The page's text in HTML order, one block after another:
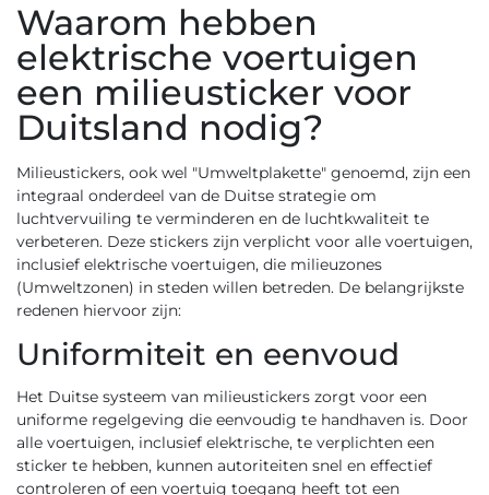
Waarom hebben
elektrische voertuigen
een milieusticker voor
Duitsland nodig?
Milieustickers, ook wel "Umweltplakette" genoemd, zijn een
integraal onderdeel van de Duitse strategie om
luchtvervuiling te verminderen en de luchtkwaliteit te
verbeteren. Deze stickers zijn verplicht voor alle voertuigen,
inclusief elektrische voertuigen, die milieuzones
(Umweltzonen) in steden willen betreden. De belangrijkste
redenen hiervoor zijn:
Uniformiteit en eenvoud
Het Duitse systeem van milieustickers zorgt voor een
uniforme regelgeving die eenvoudig te handhaven is. Door
alle voertuigen, inclusief elektrische, te verplichten een
sticker te hebben, kunnen autoriteiten snel en effectief
controleren of een voertuig toegang heeft tot een